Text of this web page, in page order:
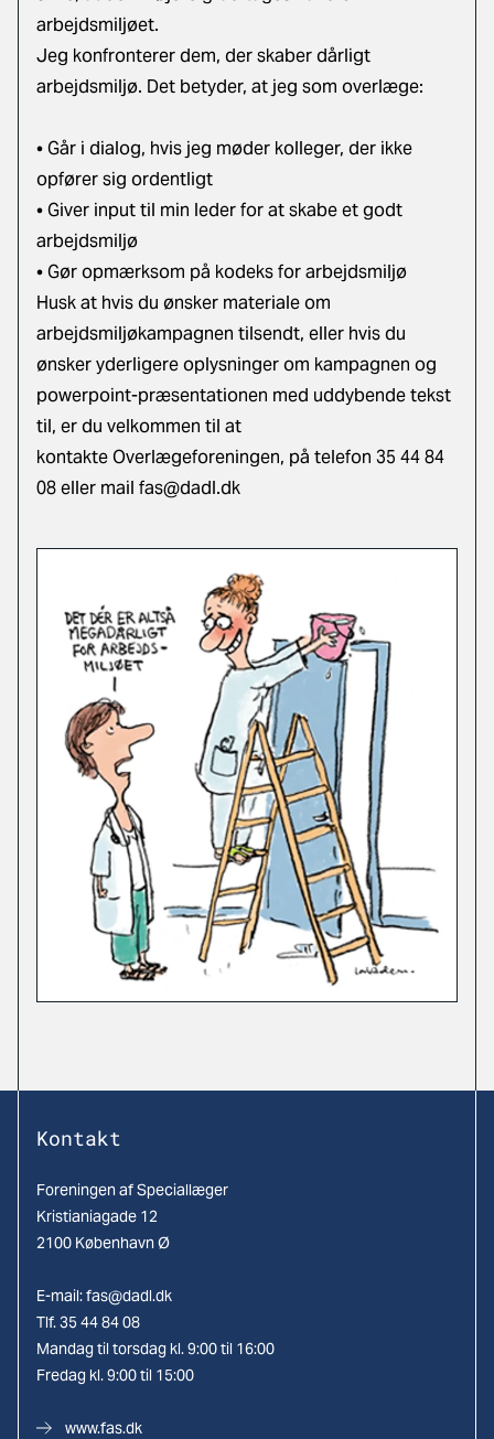
arbejdsmiljøet.
Jeg konfronterer dem, der skaber dårligt
arbejdsmiljø. Det betyder, at jeg som overlæge:
• Går i dialog, hvis jeg møder kolleger, der ikke
opfører sig ordentligt
• Giver input til min leder for at skabe et godt
arbejdsmiljø
• Gør opmærksom på kodeks for arbejdsmiljø
Husk at hvis du ønsker materiale om
arbejdsmiljøkampagnen tilsendt, eller hvis du
ønsker yderligere oplysninger om kampagnen og
powerpoint-præsentationen med uddybende tekst
til, er du velkommen til at
kontakte Overlægeforeningen, på telefon 35 44 84
08 eller mail fas@dadl.dk
Kontakt
Foreningen af Speciallæger
Kristianiagade 12
2100 København Ø
E-mail:fas@dadl.dk
Tlf. 35 44 84 08
Mandag til torsdag kl. 9:00 til 16:00
Fredag kl. 9:00 til 15:00
www.fas.dk